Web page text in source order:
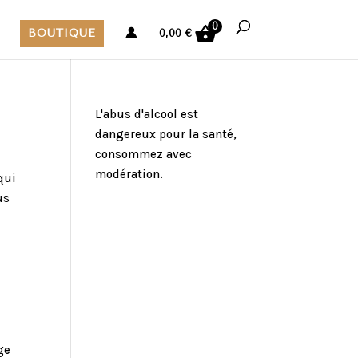
BOUTIQUE 0,00€
0
L'abus d'alcool est
dangereux pour la santé,
consommez avec
modération.